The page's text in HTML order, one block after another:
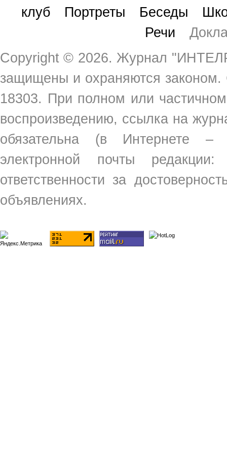
клуб
Портреты Беседы
Речи
Copyright © 2026. Журнал
защищены и охраняются
18303. При полном или
воспроизведению, ссылка на
обязательна (в Интернете
электронной почты
ответственности за
объявлениях.